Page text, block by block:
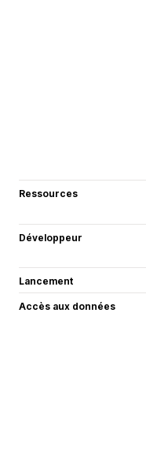
Ressources
Développeur
Lancement
Accès aux données